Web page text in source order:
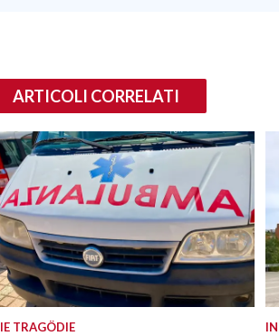
ARTICOLI CORRELATI
TRAGÖDIE